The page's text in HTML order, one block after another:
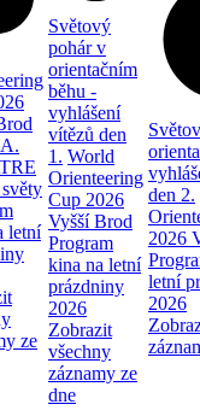
letní
ze
Světový
pohár v
orientačním
běhu -
vyhlášení
vítězů den
1. World
Orienteering
Cup 2026
Vyšší Brod
Program
kina na letní
prázdniny
2026
Zobrazit
všechny
záznamy ze
dne
den 2.
2026
letní
2026